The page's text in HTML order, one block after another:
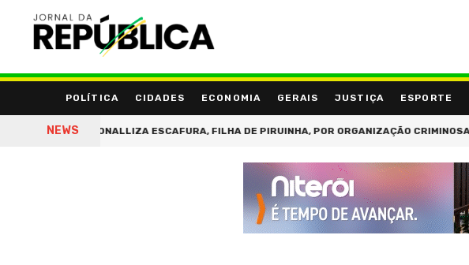
POLÍTICA CIDADES ECONOMIA GERAIS JUSTIÇA ESPORTE
NEWS
MONALLIZA ESCAFURA, FILHA DE PIRUINHA, POR ORGANIZAÇÃO CRIMINOSA NO RIO